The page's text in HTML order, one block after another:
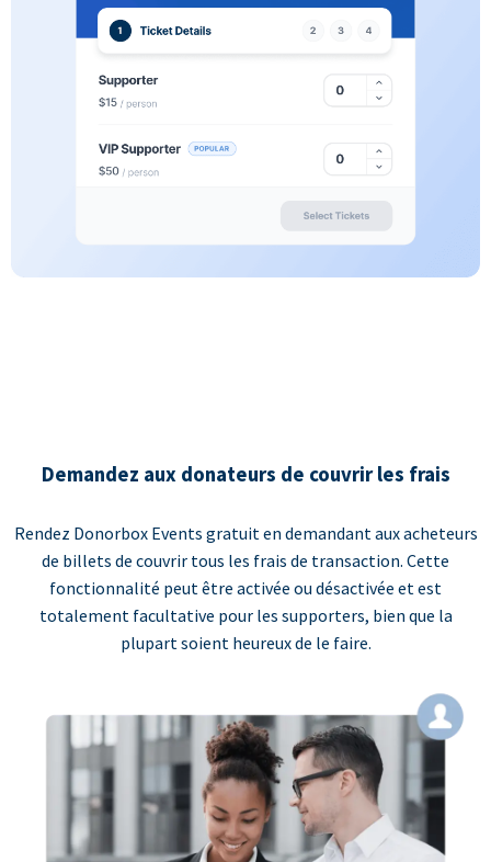
Demandez aux donateurs de couvrir les frais
Rendez Donorbox Events gratuit en demandant aux acheteurs
de billets de couvrir tous les frais de transaction. Cette
fonctionnalité peut être activée ou désactivée et est
totalement facultative pour les supporters, bien que la
plupart soient heureux de le faire.